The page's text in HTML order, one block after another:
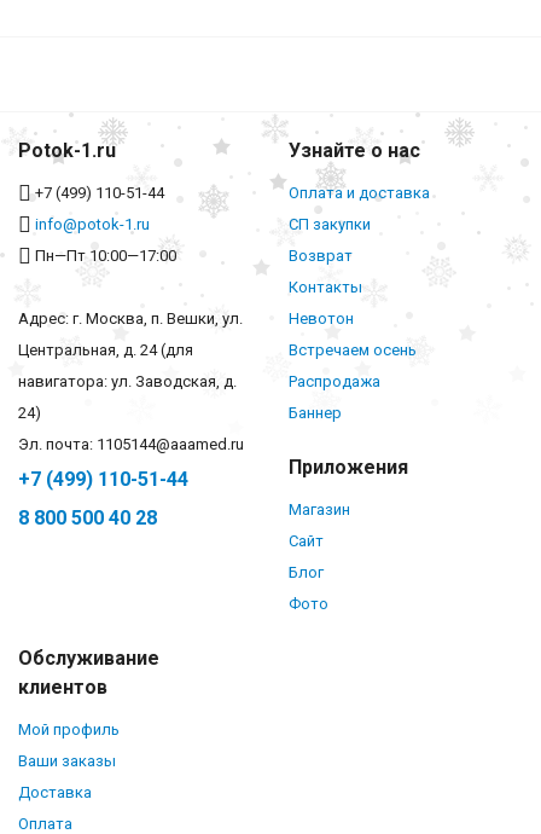
Potok-1.ru
+7 (499) 110-51-44
info@potok-1.ru
Пн—Пт 10:00—17:00
Адрес: г. Москва, п. Вешки, ул.
Центральная, д. 24 (для
навигатора: ул. Заводская, д.
24)
Эл. почта: 1105144@aaamed.ru
+7 (499) 110-51-44
8 800 500 40 28
Узнайте о нас
Оплата и доставка
СП закупки
Возврат
Контакты
Невотон
Встречаем осень
Распродажа
Баннер
Приложения
Магазин
Сайт
Блог
Фото
Обслуживание
клиентов
Мой профиль
Ваши заказы
Доставка
Оплата